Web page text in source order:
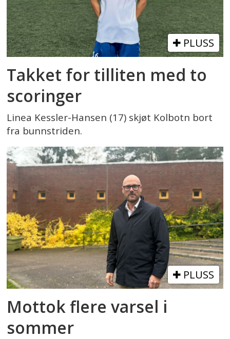
PLUSS
Takket for tilliten med to
scoringer
Linea Kessler-Hansen (17) skjøt Kolbotn bort
fra bunnstriden.
PLUSS
Mottok flere varsel i
sommer